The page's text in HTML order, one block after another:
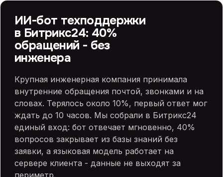
БИТРИКС24 И ИИ
ИИ-бот техподдержки
в Битрикс24: 40%
обращений - без
инженера
Крупная инженерная компания принимала
внутренние обращения почтой, звонками и на
словах. Терялось около 10%, первый ответ мог
ждать до 10 часов. Мы собрали в Битрикс24
единый вход: бот отвечает мгновенно, 40%
вопросов закрывает из базы знаний без
заявки, а языковая модель работает на
сервере клиента - данные не выходят за
периметр.